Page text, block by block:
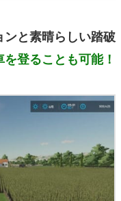
と素晴らしい踏破
登ることも可能！